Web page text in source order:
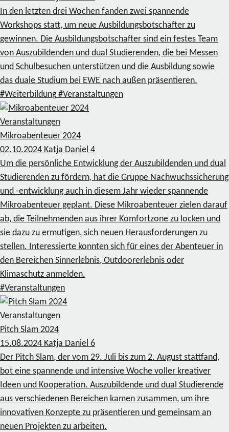
In den letzten drei Wochen fanden zwei spannende
Workshops statt, um neue Ausbildungsbotschafter zu
gewinnen. Die Ausbildungsbotschafter sind ein festes Team
von Auszubildenden und dual Studierenden, die bei Messen
und Schulbesuchen unterstützen und die Ausbildung sowie
das duale Studium bei EWE nach außen präsentieren.
#Weiterbildung #Veranstaltungen
Veranstaltungen
Mikroabenteuer 2024
02.10.2024 Katja Daniel 4
Um die persönliche Entwicklung der Auszubildenden und dual
Studierenden zu fördern, hat die Gruppe Nachwuchssicherung
und -entwicklung auch in diesem Jahr wieder spannende
Mikroabenteuer geplant. Diese Mikroabenteuer zielen darauf
ab, die Teilnehmenden aus ihrer Komfortzone zu locken und
sie dazu zu ermutigen, sich neuen Herausforderungen zu
stellen. Interessierte konnten sich für eines der Abenteuer in
den Bereichen Sinnerlebnis, Outdoorerlebnis oder
Klimaschutz anmelden.
#Veranstaltungen
Veranstaltungen
Pitch Slam 2024
15.08.2024 Katja Daniel 6
Der Pitch Slam, der vom 29. Juli bis zum 2. August stattfand,
bot eine spannende und intensive Woche voller kreativer
Ideen und Kooperation. Auszubildende und dual Studierende
aus verschiedenen Bereichen kamen zusammen, um ihre
innovativen Konzepte zu präsentieren und gemeinsam an
neuen Projekten zu arbeiten.